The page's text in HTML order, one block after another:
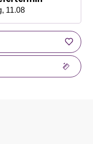
11.08